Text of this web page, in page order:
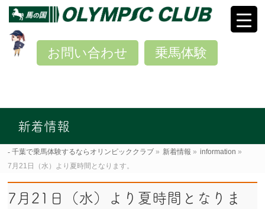
乗馬体験
お問い合わせ
新着情報
千葉で乗馬体験するならオリンピッククラブ » 新着情報 » information »
7月21日（水）より夏時間となります。
7月21日（水）より夏時間となりま